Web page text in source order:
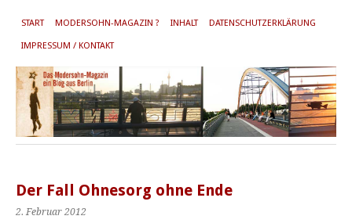
START MODERSOHN-MAGAZIN ? INHALT DATENSCHUTZERKLÄRUNG
IMPRESSUM / KONTAKT
Der Fall Ohnesorg ohne Ende
2. Februar 2012